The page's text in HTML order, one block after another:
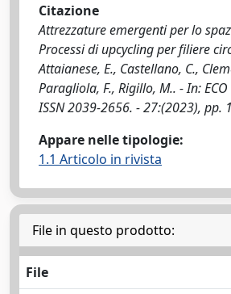
Citazione
Attrezzature emergenti per lo
Processi di upcycling per filiere
Attaianese, E., Castellano, C.,
Paragliola, F., Rigillo, M.. - In: ECO
ISSN 2039-2656. - 27:(2023), pp.
Appare nelle tipologie:
1.1 Articolo in rivista
File in questo prodotto:
File